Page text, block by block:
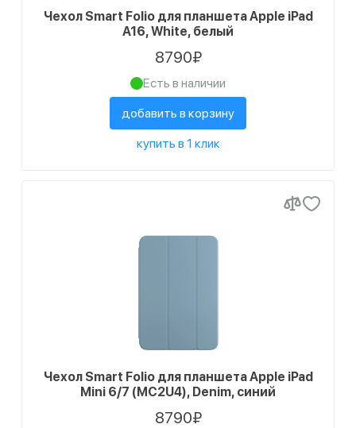
Чехол Smart Folio для планшета Apple iPad
A16, White, белый
8790₽
Есть в наличии
добавить в корзину
купить в 1 клик
Чехол Smart Folio для планшета Apple iPad
Mini 6/7 (MC2U4), Denim, синий
8790₽